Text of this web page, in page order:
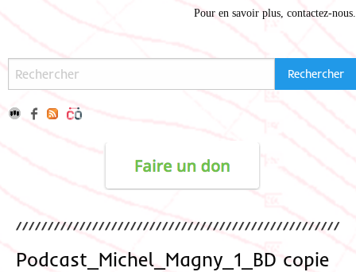
Pour en savoir plus, contactez-nous
Podcast_Michel_Magny_1_BD copie